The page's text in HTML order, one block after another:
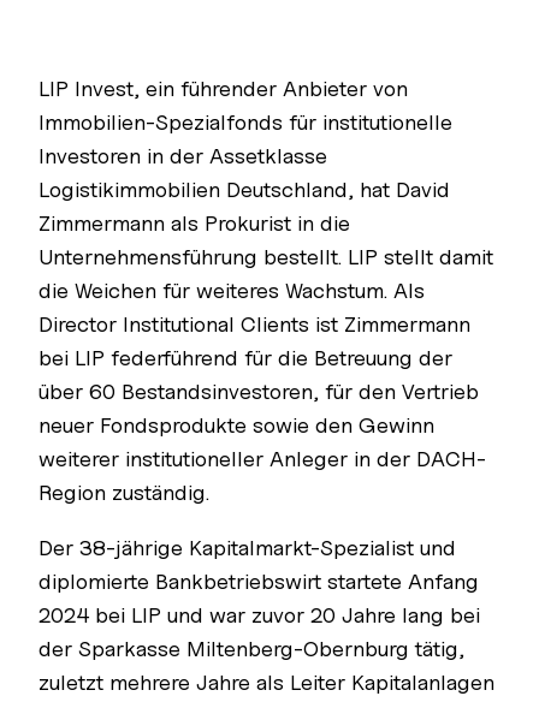
LIP Invest, ein führender Anbieter von
Immobilien-Spezialfonds für institutionelle
Investoren in der Assetklasse
Logistikimmobilien Deutschland, hat David
Zimmermann als Prokurist in die
Unternehmensführung bestellt. LIP stellt damit
die Weichen für weiteres Wachstum. Als
Director Institutional Clients ist Zimmermann
bei LIP federführend für die Betreuung der
über 60 Bestandsinvestoren, für den Vertrieb
neuer Fondsprodukte sowie den Gewinn
weiterer institutioneller Anleger in der DACH-
Region zuständig.
Der 38-jährige Kapitalmarkt-Spezialist und
diplomierte Bankbetriebswirt startete Anfang
2024 bei LIP und war zuvor 20 Jahre lang bei
der Sparkasse Miltenberg-Obernburg tätig,
zuletzt mehrere Jahre als Leiter Kapitalanlagen